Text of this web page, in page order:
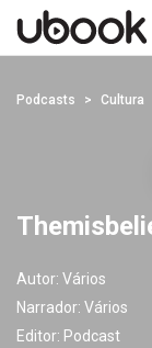
Podcasts Cultura
Autor: Vários
Narrador: Vários
Editor: Podcast